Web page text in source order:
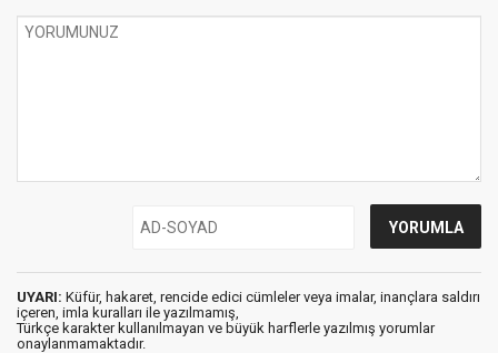
UYARI: Küfür, hakaret, rencide edici cümleler veya imalar, inançlara saldırı
içeren, imla kuralları ile yazılmamış,
Türkçe karakter kullanılmayan ve büyük harflerle yazılmış yorumlar
onaylanmamaktadır.